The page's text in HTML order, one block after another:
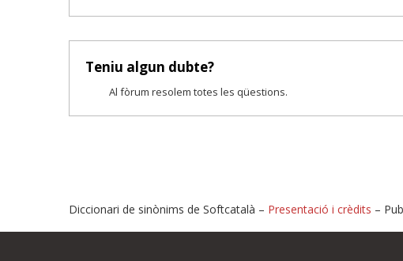
Teniu algun dubte?
Al fòrum resolem totes les qüestions.
Diccionari de sinònims de Softcatalà – Presentació i crèdits –